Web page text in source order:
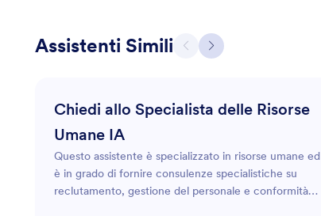
Assistenti Simili
Chiedi allo Specialista delle Risorse
Umane IA
Questo assistente è specializzato in risorse umane ed
è in grado di fornire consulenze specialistiche su
reclutamento, gestione del personale e conformità